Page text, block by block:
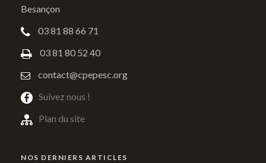
Besançon
03 81 88 66 71
03 81 80 52 40
contact@cpepesc.org
Suivez nous !
Plan du site
NOS DERNIERS ARTICLES